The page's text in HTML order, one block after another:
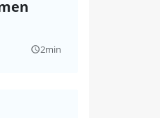
query_builder2min